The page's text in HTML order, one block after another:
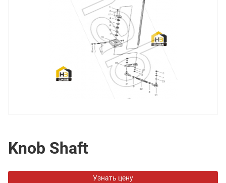
Knob Shaft
Узнать цену